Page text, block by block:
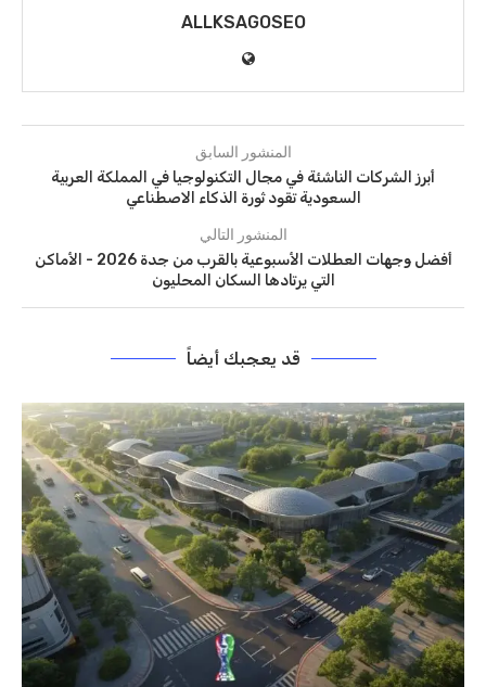
ALLKSAGOSEO
المنشور السابق
أبرز الشركات الناشئة في مجال التكنولوجيا في المملكة العربية
السعودية تقود ثورة الذكاء الاصطناعي
المنشور التالي
أفضل وجهات العطلات الأسبوعية بالقرب من جدة 2026 - الأماكن
التي يرتادها السكان المحليون
قد يعجبك أيضاً